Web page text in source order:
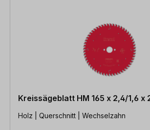
Kreissägeblatt HM 165 x 2,4/1,6 x
Holz | Querschnitt | Wechselzahn